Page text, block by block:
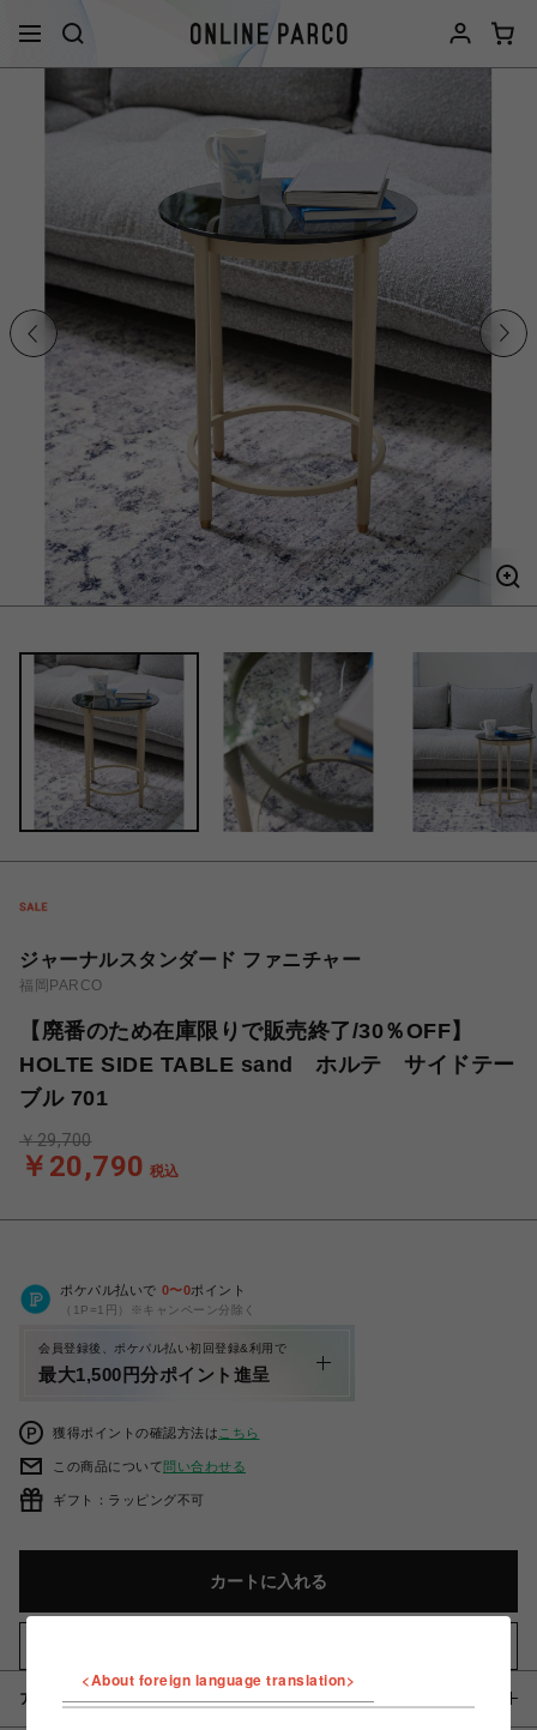
ジャーナルスタンダード ファニチャー
福岡PARCO
【廃番のため在庫限りで販売終了/30％OFF】
HOLTE SIDE TABLE sand ホルテ サイドテー
ブル 701
￥20,790 税込
￥29,700
ポケパル払いで 0〜0ポイント
（1P=1円）※キャンペーン分除く
会員登録後、ポケパル払い初回登録&利用で
最大1,500円分ポイント進呈
獲得ポイントの確認方法は こちら
この商品について問い合わせる
ギフト：ラッピング不可
カートに入れる
アイテム説明 / 素材
<About foreign language translation>